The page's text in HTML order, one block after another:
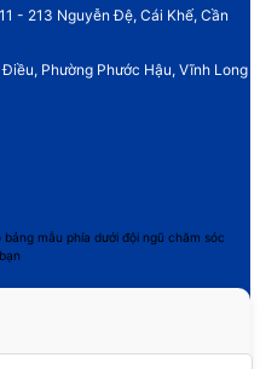
- 213 Nguyễn Đệ, Cái Khế, Cần
Phường Phước Hậu, Vĩnh Long
mẫu phía dưới đội ngũ chăm sóc